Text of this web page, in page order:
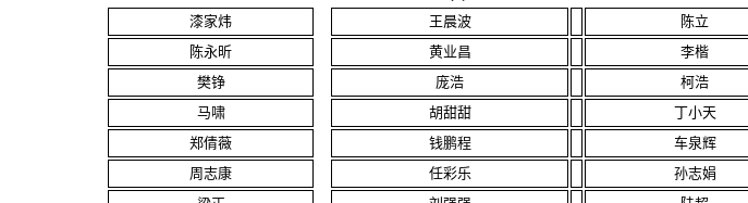
漆家炜 王晨波
陈立
陈永昕
黄业昌
李楷
樊铮
庞浩
柯浩
马啸
胡甜甜
丁小天
郑倩薇
钱鹏程
车泉辉
周志康
任彩乐
孙志娟